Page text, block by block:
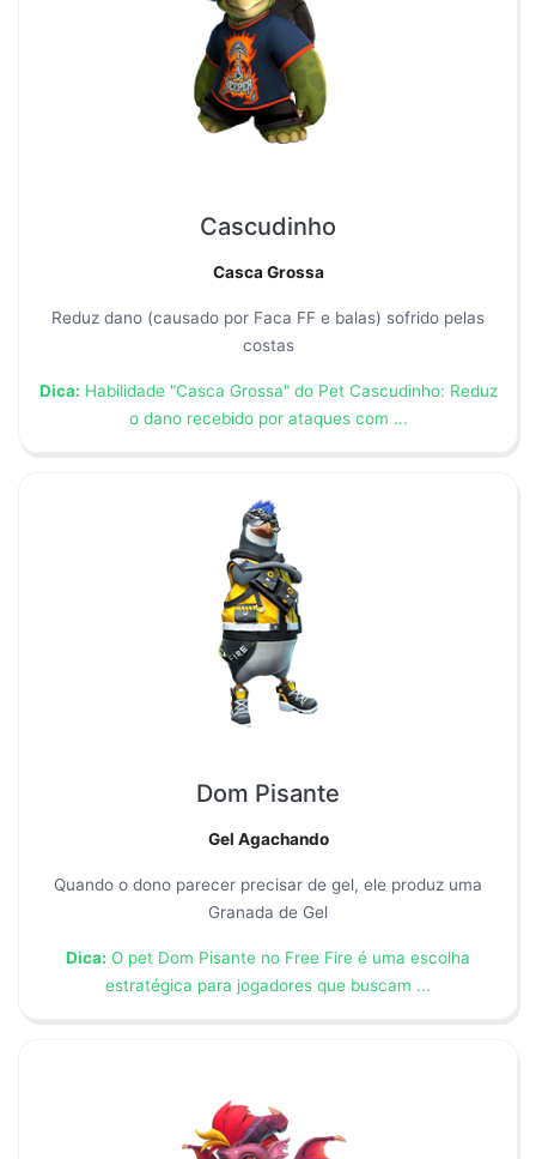
Cascudinho
Casca Grossa
Reduz dano (causado por Faca FF e balas) sofrido pelas
costas
Dica: Habilidade "Casca Grossa" do Pet Cascudinho: Reduz
o dano recebido por ataques com ...
Dom Pisante
Gel Agachando
Quando o dono parecer precisar de gel, ele produz uma
Granada de Gel
Dica: O pet Dom Pisante no Free Fire é uma escolha
estratégica para jogadores que buscam ...